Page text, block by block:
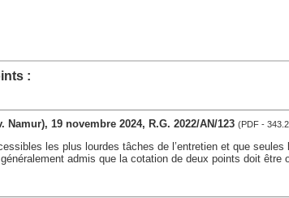
:
Namur), 19 novembre 2024, R.G. 2022/AN/123 (PDF -
les plus lourdes tâches de l’entretien et que
admis que la cotation de deux points doit être